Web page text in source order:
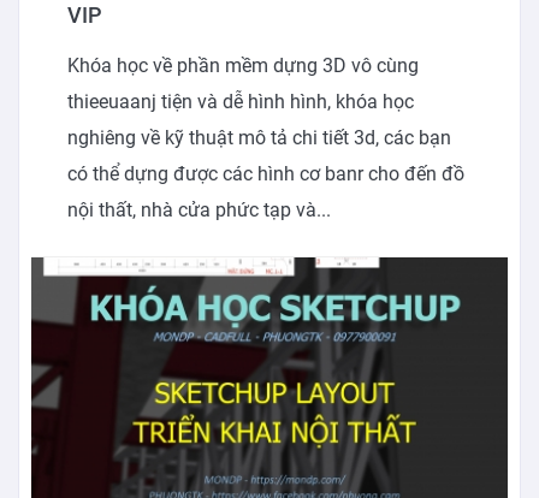
VIP
Khóa học về phần mềm dựng 3D vô cùng
thieeuaanj tiện và dễ hình hình, khóa học
nghiêng về kỹ thuật mô tả chi tiết 3d, các bạn
có thể dựng được các hình cơ banr cho đến đồ
nội thất, nhà cửa phức tạp và...